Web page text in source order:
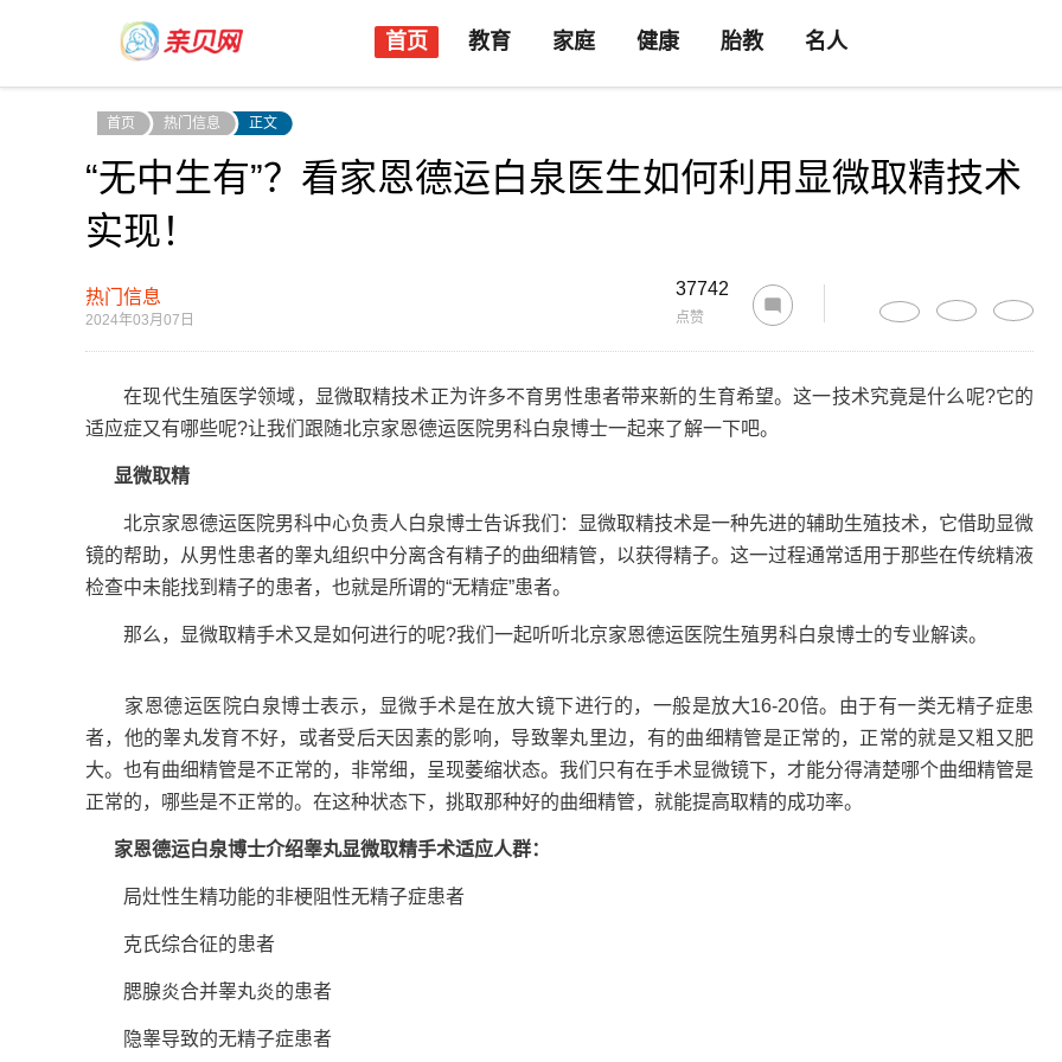
首页 教育 家庭 健康 胎教 名人
首页 热门信息 正文
“无中生有”？看家恩德运白泉医生如何利用显微取精技术
实现！
热门信息
2024年03月07日
37742
点赞
在现代生殖医学领域，显微取精技术正为许多不育男性患者带来新的生育希望。这一技术究竟是什么呢?它的
适应症又有哪些呢?让我们跟随北京家恩德运医院男科白泉博士一起来了解一下吧。
显微取精
北京家恩德运医院男科中心负责人白泉博士告诉我们：显微取精技术是一种先进的辅助生殖技术，它借助显微
镜的帮助，从男性患者的睾丸组织中分离含有精子的曲细精管，以获得精子。这一过程通常适用于那些在传统精液
检查中未能找到精子的患者，也就是所谓的“无精症”患者。
那么，显微取精手术又是如何进行的呢?我们一起听听北京家恩德运医院生殖男科白泉博士的专业解读。
家恩德运医院白泉博士表示，显微手术是在放大镜下进行的，一般是放大16-20倍。由于有一类无精子症患
者，他的睾丸发育不好，或者受后天因素的影响，导致睾丸里边，有的曲细精管是正常的，正常的就是又粗又肥
大。也有曲细精管是不正常的，非常细，呈现萎缩状态。我们只有在手术显微镜下，才能分得清楚哪个曲细精管是
正常的，哪些是不正常的。在这种状态下，挑取那种好的曲细精管，就能提高取精的成功率。
家恩德运白泉博士介绍睾丸显微取精手术适应人群：
局灶性生精功能的非梗阻性无精子症患者
克氏综合征的患者
腮腺炎合并睾丸炎的患者
隐睾导致的无精子症患者